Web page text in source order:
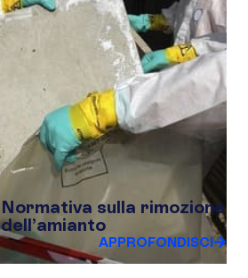
Normativa sulla rimozione
dell’amianto
APPROFONDISCI